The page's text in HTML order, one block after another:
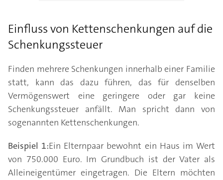
Einfluss von Kettenschenkungen auf die
Schenkungssteuer
Finden mehrere Schenkungen innerhalb einer Familie
statt, kann das dazu führen, das für denselben
Vermögenswert eine geringere oder gar keine
Schenkungssteuer anfällt. Man spricht dann von
sogenannten Kettenschenkungen.
Beispiel 1:Ein Elternpaar bewohnt ein Haus im Wert
von 750.000 Euro. Im Grundbuch ist der Vater als
Alleineigentümer eingetragen. Die Eltern möchten